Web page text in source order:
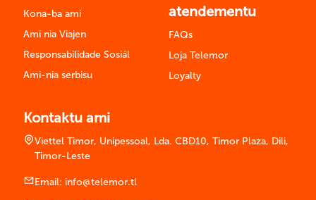
Kona-ba ami
Ami nia Viajen
Responsabilidade Sosiál
Ami-nia serbisu
atendementu
FAQs
Loja Telemor
Loyalty
Kontaktu ami
Viettel Timor, Unipessoal, Lda. CBD10, Timor Plaza, Dili,
Timor-Leste
Email: info@telemor.tl